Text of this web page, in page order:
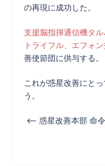
の再現に成功した。
支援脳指揮通信機タ
トライフル、エフォ
善使節団に供与する。
これが惑星改善にと
う。
<– 惑星改善本部 命